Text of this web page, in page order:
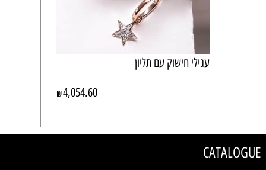
עגילי חישוק עם תליון
₪4,054.60
CATALOGUE